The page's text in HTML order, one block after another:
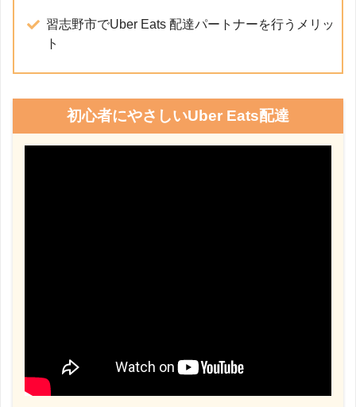
習志野市でUber Eats 配達パートナーを行うメリッ
ト
初心者にやさしいUber Eats配達